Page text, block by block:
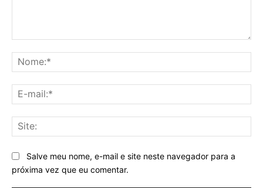
Salve meu nome, e-mail e site neste navegador para a
próxima vez que eu comentar.